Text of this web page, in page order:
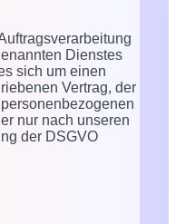
Dienstes
sich um einen
Vertrag, der
nur nach unseren
der DSGVO